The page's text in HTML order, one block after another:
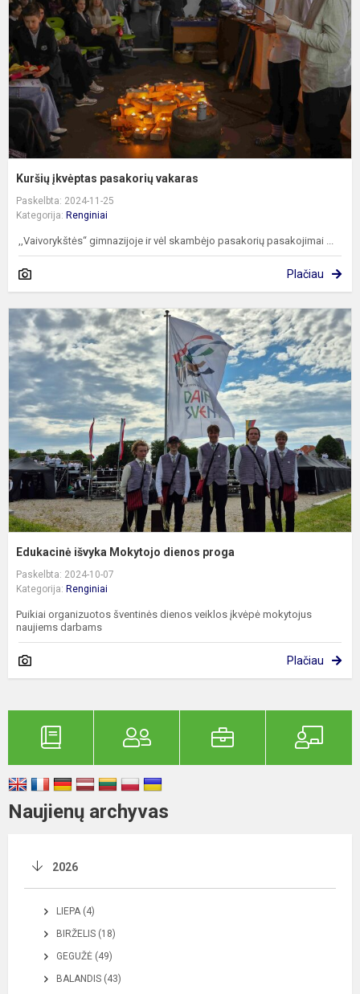
Kuršių įkvėptas pasakorių vakaras
Paskelbta: 2024-11-25
Kategorija: Renginiai
,,Vaivorykštės“ gimnazijoje ir vėl skambėjo pasakorių pasakojimai ...
Plačiau
Edukacinė išvyka Mokytojo dienos proga
Paskelbta: 2024-10-07
Kategorija: Renginiai
Puikiai organizuotos šventinės dienos veiklos įkvėpė mokytojus
naujiems darbams
Plačiau
Naujienų archyvas
2026
LIEPA (4)
BIRŽELIS (18)
GEGUŽĖ (49)
BALANDIS (43)